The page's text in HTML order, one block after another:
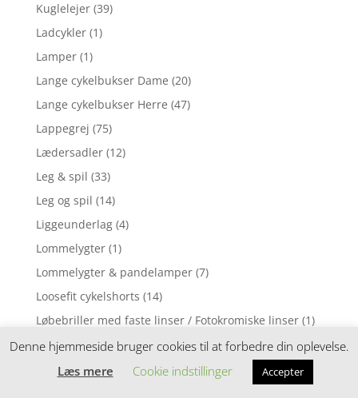
Kuglelejer (39)
Ladcykler (1)
Lamper (1)
Lange cykelbukser Dame (20)
Lange cykelbukser Herre (47)
Lappegrej (75)
Lædersadler (12)
Leg & spil (33)
Leg og spil (14)
Liggeunderlag (4)
Lommelygter (1)
Lommelygter & pandelamper (7)
Loosefit cykelshorts (14)
Løbebriller med faste linser / Fotokromiske linser (1)
Løbebriller med styrke (2)
Løbecykel (31)
Denne hjemmeside bruger cookies til at forbedre din oplevelse.
Læs mere
Cookie indstillinger Accepter